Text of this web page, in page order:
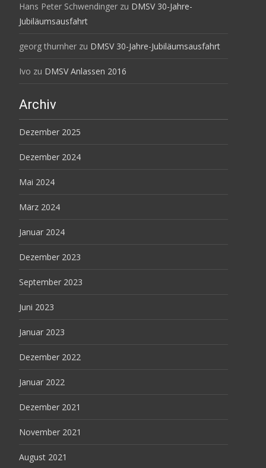
Hans Peter Schwendinger zu DMSV 30-Jahre-
Jubiläumsausfahrt
georg thurnher zu DMSV 30-Jahre-Jubiläumsausfahrt
Ivo zu DMSV Anlassen 2016
Archiv
Dezember 2025
Dezember 2024
Mai 2024
März 2024
Januar 2024
Dezember 2023
September 2023
Juni 2023
Januar 2023
Dezember 2022
Januar 2022
Dezember 2021
November 2021
August 2021